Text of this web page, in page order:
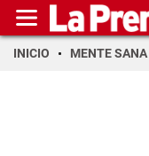
INICIO MENTE SANA